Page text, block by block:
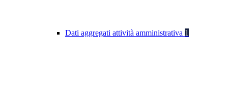
Dati aggregati attività amministrativa 1